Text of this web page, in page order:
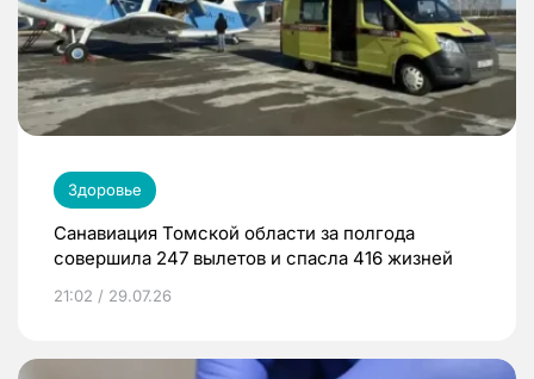
Здоровье
Санавиация Томской области за полгода
совершила 247 вылетов и спасла 416 жизней
21:02 / 29.07.26